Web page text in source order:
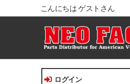
こんにちは ゲストさん
ログイン